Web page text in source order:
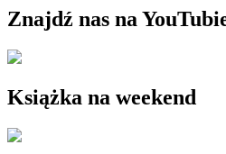
Znajdź nas na
Książka na weekend